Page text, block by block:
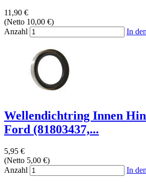
11,90 €
(Netto 10,00 €)
Anzahl
In
Wellendichtring Innen
Ford (81803437,...
5,95 €
(Netto 5,00 €)
Anzahl
In